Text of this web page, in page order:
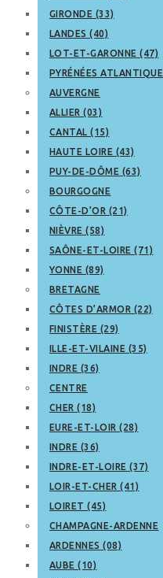
GIRONDE (33)
LANDES (40)
LOT-ET-GARONNE (47)
PYRÉNÉES
AUVERGNE
ALLIER (03)
CANTAL (15)
HAUTE LOIRE (43)
PUY-DE-DÔME (63)
BOURGOGNE
CÔTE-D’OR (21)
NIÈVRE (58)
SAÔNE-ET-LOIRE (71)
YONNE (89)
BRETAGNE
CÔTES D’ARMOR (22)
FINISTÈRE (29)
ILLE-ET-VILAINE (35)
INDRE (36)
CENTRE
CHER (18)
EURE-ET-LOIR (28)
INDRE (36)
INDRE-ET-LOIRE (37)
LOIR-ET-CHER (41)
LOIRET (45)
CHAMPAGNE-ARDENNE
ARDENNES (08)
AUBE (10)